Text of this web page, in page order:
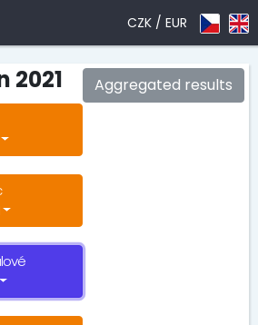
CZK / EUR
Aggregated results
2021